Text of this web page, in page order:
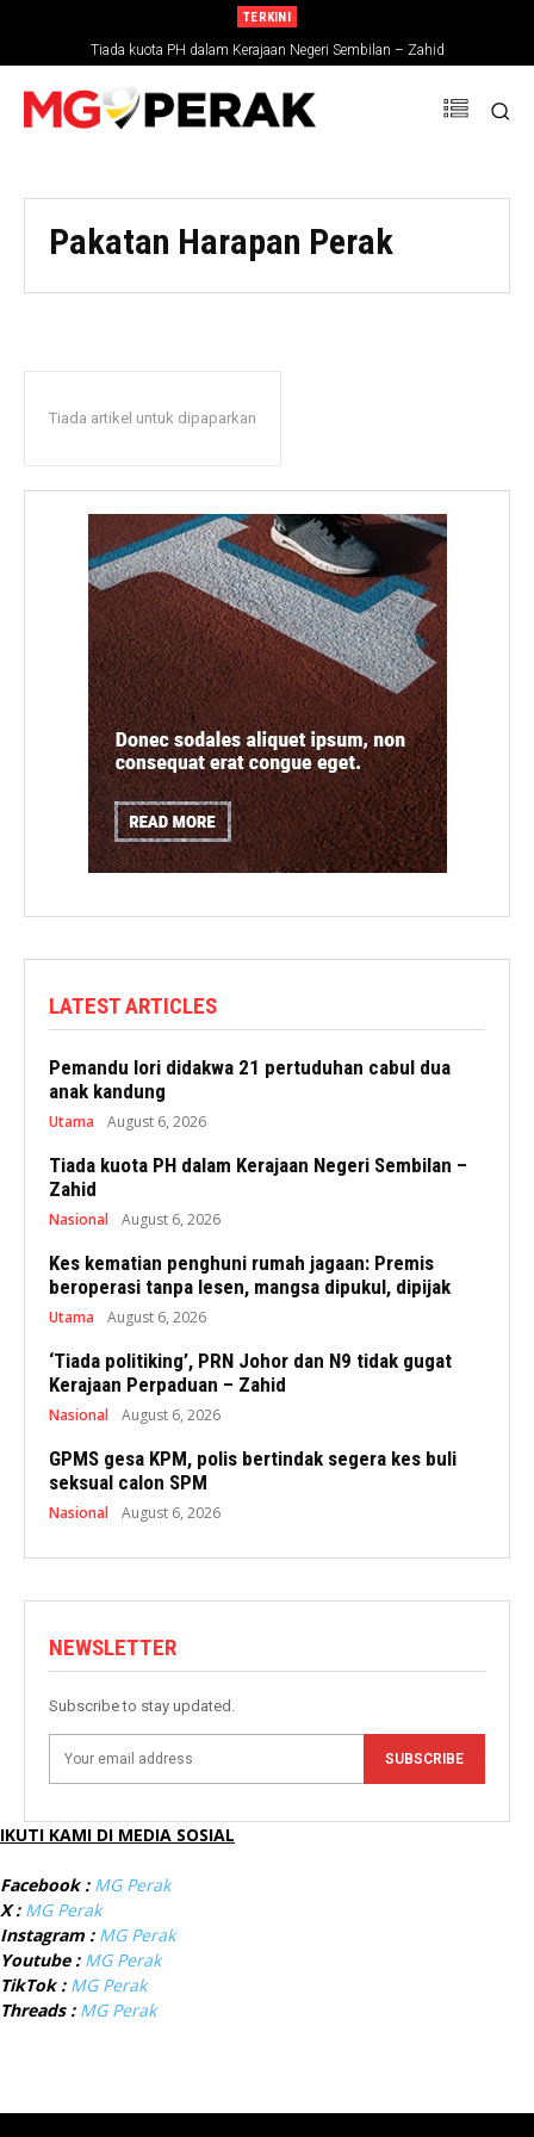
TERKINI
Tiada kuota PH dalam Kerajaan Negeri Sembilan – Zahid
Pakatan Harapan Perak
Tiada artikel untuk dipaparkan
LATEST ARTICLES
Pemandu lori didakwa 21 pertuduhan cabul dua
anak kandung
Utama August 6, 2026
Tiada kuota PH dalam Kerajaan Negeri Sembilan –
Zahid
Nasional August 6, 2026
Kes kematian penghuni rumah jagaan: Premis
beroperasi tanpa lesen, mangsa dipukul, dipijak
Utama August 6, 2026
‘Tiada politiking’, PRN Johor dan N9 tidak gugat
Kerajaan Perpaduan – Zahid
Nasional August 6, 2026
GPMS gesa KPM, polis bertindak segera kes buli
seksual calon SPM
Nasional August 6, 2026
NEWSLETTER
Subscribe to stay updated.
SUBSCRIBE
IKUTI KAMI DI MEDIA SOSIAL
Facebook : MG Perak
X : MG Perak
Instagram : MG Perak
Youtube : MG Perak
TikTok : MG Perak
Threads : MG Perak